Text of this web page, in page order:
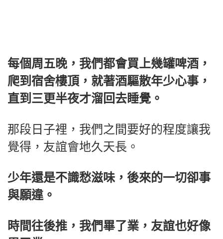
每個周五晚，我們都會買上幾罐啤酒，
爬到宿舍樓頂，就著酒驅散年少心事，
直到三更半夜才溜回去睡覺。
那段日子裡，我們之間要好的程度讓我
覺得，友誼會地久天長。
少年還是不識愁滋味，後來的一切卻事
與願違。
時間往後推，我們畢了業，友誼也好像